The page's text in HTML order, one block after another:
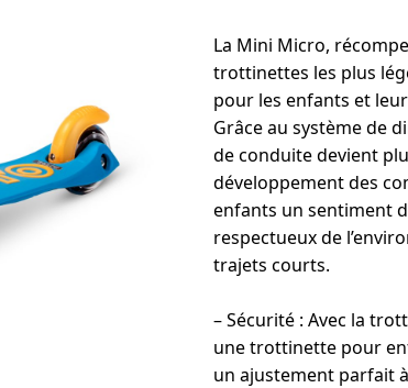
La Mini Micro,
trottinettes les plus
pour les enfants et
Grâce au système de
de conduite devient
développement des
enfants un sentiment
respectueux de
trajets courts.
– Sécurité : Avec la
une trottinette pour
un ajustement parfait